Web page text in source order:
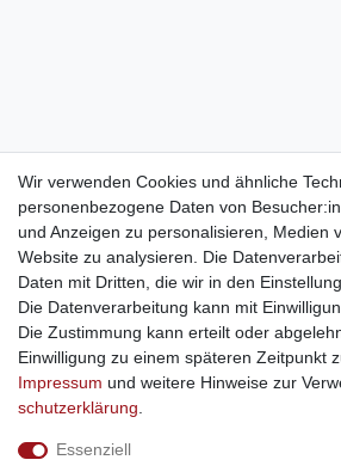
Wir verwenden Cookies und ähnliche
personenbezogene Daten von
und Anzeigen zu personalisieren,
Website zu analysieren. Die
Daten mit Dritten, die wir in den
Die Datenverarbeitung kann mit
Die Zustimmung kann erteilt oder
Einwilligung zu einem späteren Zeitpunkt
Impressum und weitere Hinweise zur
schutz­erklärung
Essenziell